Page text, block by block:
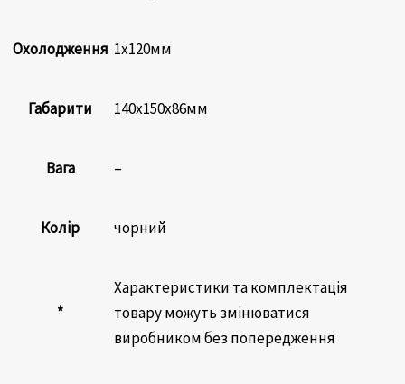
Охолодження 1х120мм
Габарити 140x150x86мм
Вага –
Колір чорний
*
Характеристики та комплектація
товару можуть змінюватися
виробником без попередження